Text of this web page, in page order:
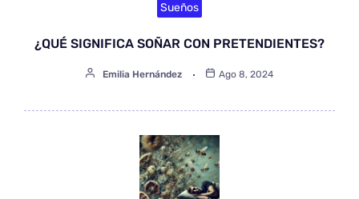
Sueños
¿QUÉ SIGNIFICA SOÑAR CON PRETENDIENTES?
Emilia Hernández Ago 8, 2024